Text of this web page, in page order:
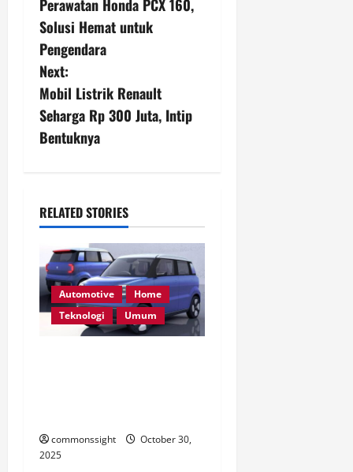
o
s
t
n
a
i
g
a
t
Perawatan Honda PCX 160,
Solusi Hemat untuk
Pengendara
Next:
Mobil Listrik Renault
Seharga Rp 300 Juta, Intip
Bentuknya
RELATED STORIES
Automotive
Home
Teknologi
Umum
commonssight
October 30,
2025